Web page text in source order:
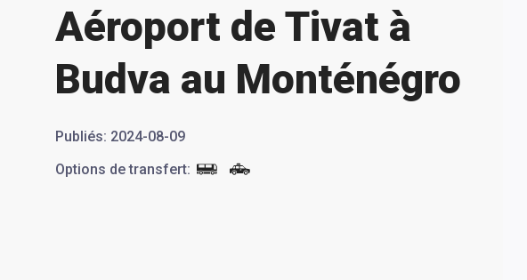
Aéroport de Tivat à
Budva au Monténégro
Publiés: 2024-08-09
Options de transfert: